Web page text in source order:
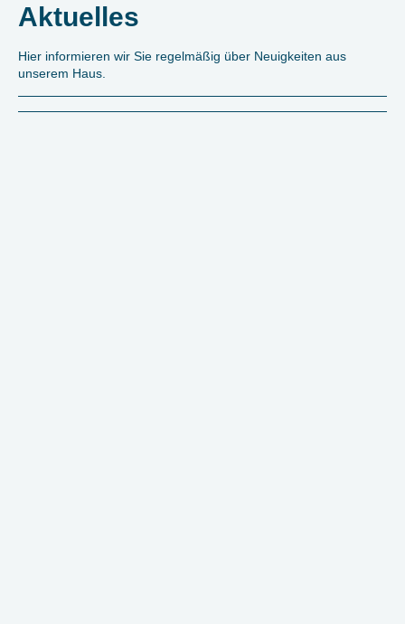
Aktuelles
Hier informieren wir Sie regelmäßig über Neuigkeiten aus
unserem Haus.